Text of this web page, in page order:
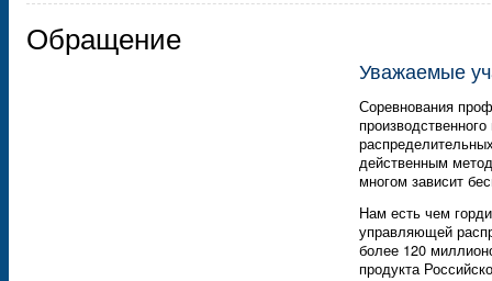
Обращение
Уважаемые
Соревнования
действенным
многом зависит
Нам есть чем
управляющей
более 120
продукта